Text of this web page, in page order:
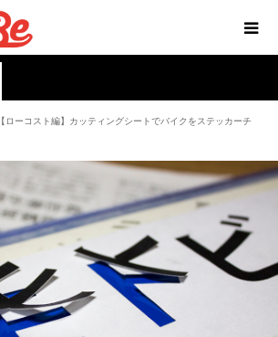
【ローコスト編】カッティングシートでバイクをステッカーチ